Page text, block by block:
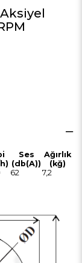
Ses
(db(A))
Ağırlık
(kğ)
62 7,2